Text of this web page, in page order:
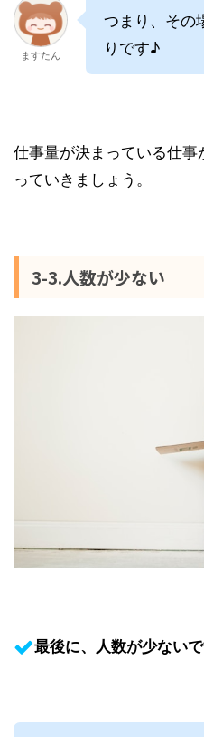
ますたん
つまり、その
りです♪
仕事量が決まっている仕
っていきましょう。
3-3.人数が少ない
最後に、人数が少ない